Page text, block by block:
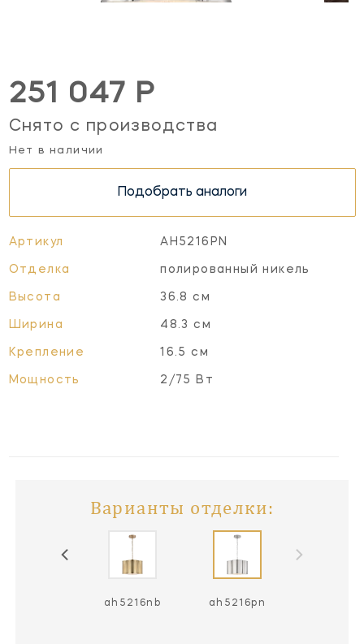
251 047 Р
Снято с производства
Нет в наличии
Подобрать аналоги
Артикул AH5216PN
Отделка полированный никель
Высота 36.8 см
Ширина 48.3 см
Крепление 16.5 см
Мощность 2/75 Вт
Варианты отделки:
ah5216nb ah5216pn